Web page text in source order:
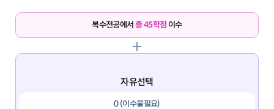
복수전공에서총 45학점 이수
자유선택
0 (이수불필요)